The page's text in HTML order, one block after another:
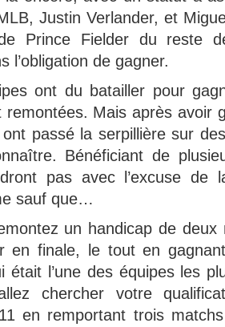
Justin Verlander, et
Prince Fielder du reste
l’obligation de gagner.
ont du batailler pour
remontées. Mais après avoir
ont passé la serpillière sur
Bénéficiant de
pas avec l’excuse de
sauf que…
un handicap de
en finale, le tout en
était l’une des équipes les
chercher votre
en remportant trois